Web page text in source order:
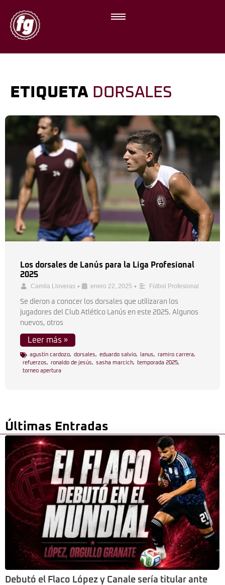
ETIQUETA DORSALES
Los dorsales de Lanús para la Liga Profesional
2025
Camila Lloveras • enero 22, 2025 • Fútbol Profesional
Se dieron a conocer los dorsales que utilizaran los
jugadores del Club Atlético Lanús en este 2025. Algunos
nuevos, otros
Leer más »
agustín cardozo, dorsales, eduardo salvio, lanus, ramiro carrera,
refuerzos, ronaldo de jesús, sasha marcich, temporada 2025,
torneo apertura
Últimas Entradas
Debutó el Flaco López y Canale sería titular ante